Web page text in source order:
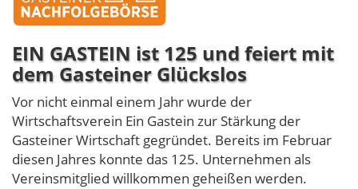
EIN GASTEIN ist 125 und feiert mit
dem Gasteiner Glückslos
Vor nicht einmal einem Jahr wurde der
Wirtschaftsverein Ein Gastein zur Stärkung der
Gasteiner Wirtschaft gegründet. Bereits im Februar
diesen Jahres konnte das 125. Unternehmen als
Vereinsmitglied willkommen geheißen werden.